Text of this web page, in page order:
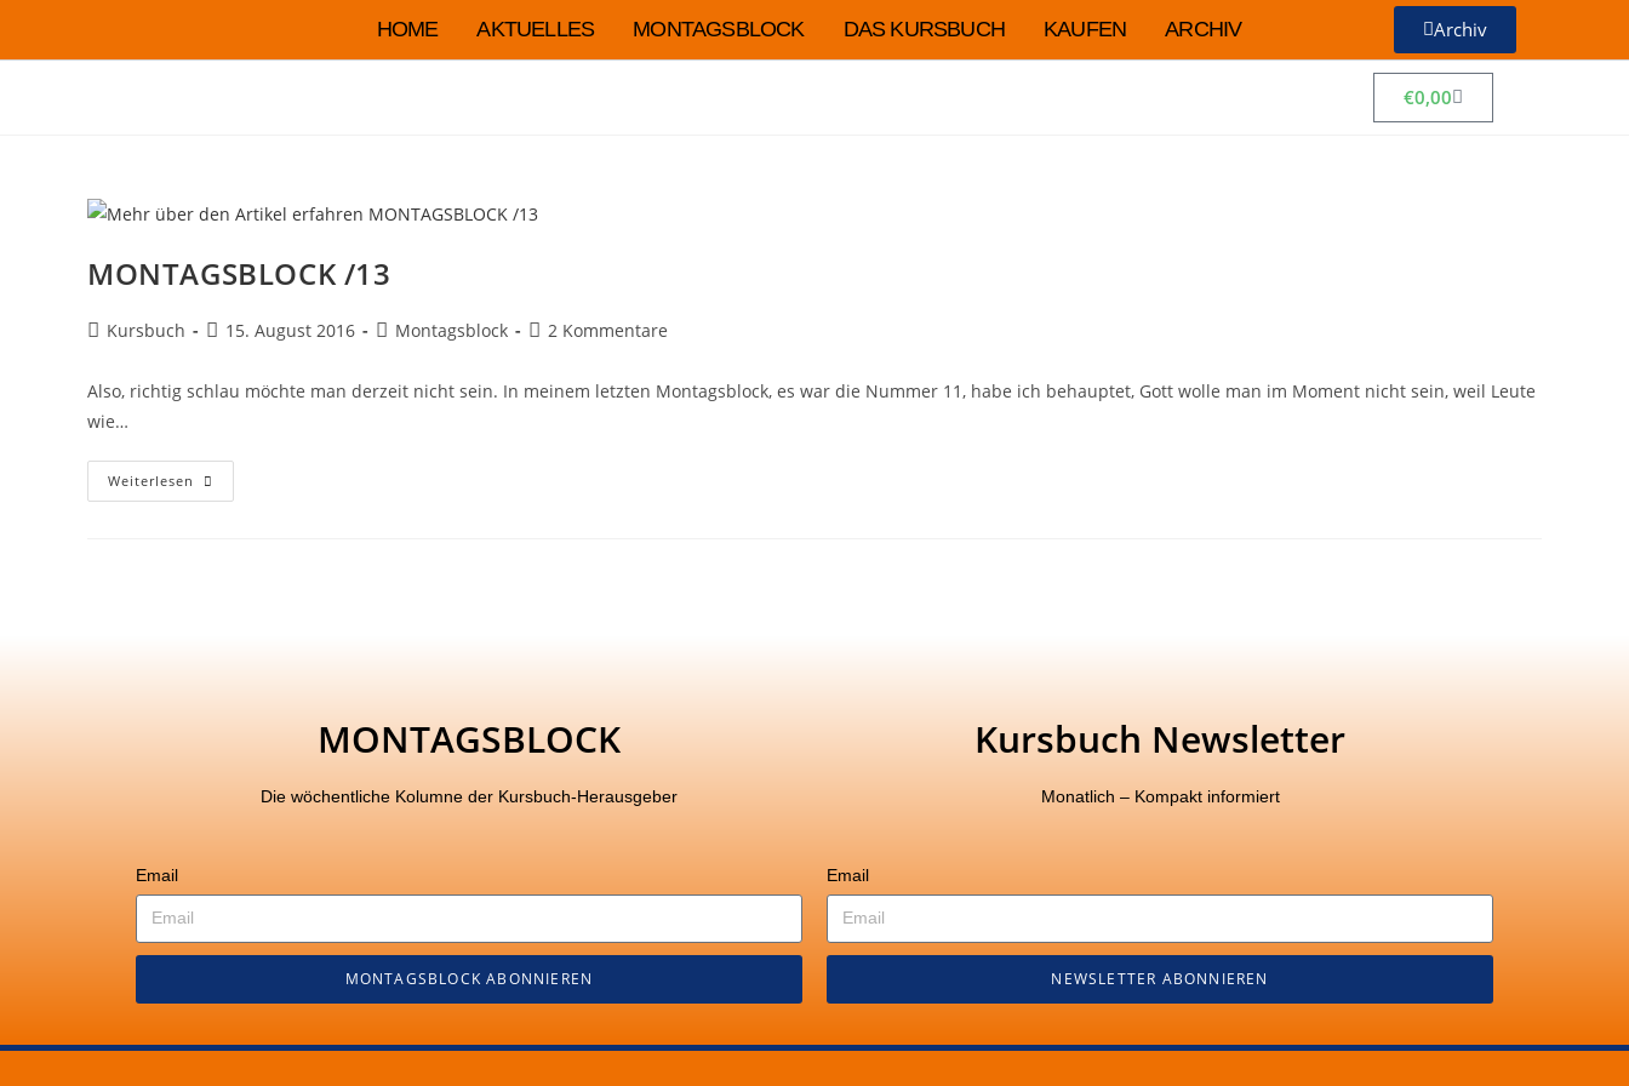
HOME AKTUELLES MONTAGSBLOCK DAS KURSBUCH KAUFEN ARCHIV Archiv
€0,00
MONTAGSBLOCK /13
Kursbuch 15. August 2016 Montagsblock 2 Kommentare
Also, richtig schlau möchte man derzeit nicht sein. In meinem letzten Montagsblock, es war die Nummer 11, habe ich behauptet, Gott wolle man im Moment nicht sein, weil Leute
wie…
Weiterlesen
MONTAGSBLOCK
Die wöchentliche Kolumne der Kursbuch-Herausgeber
Email
MONTAGSBLOCK ABONNIEREN
Kursbuch Newsletter
Monatlich – Kompakt informiert
Email
NEWSLETTER ABONNIEREN